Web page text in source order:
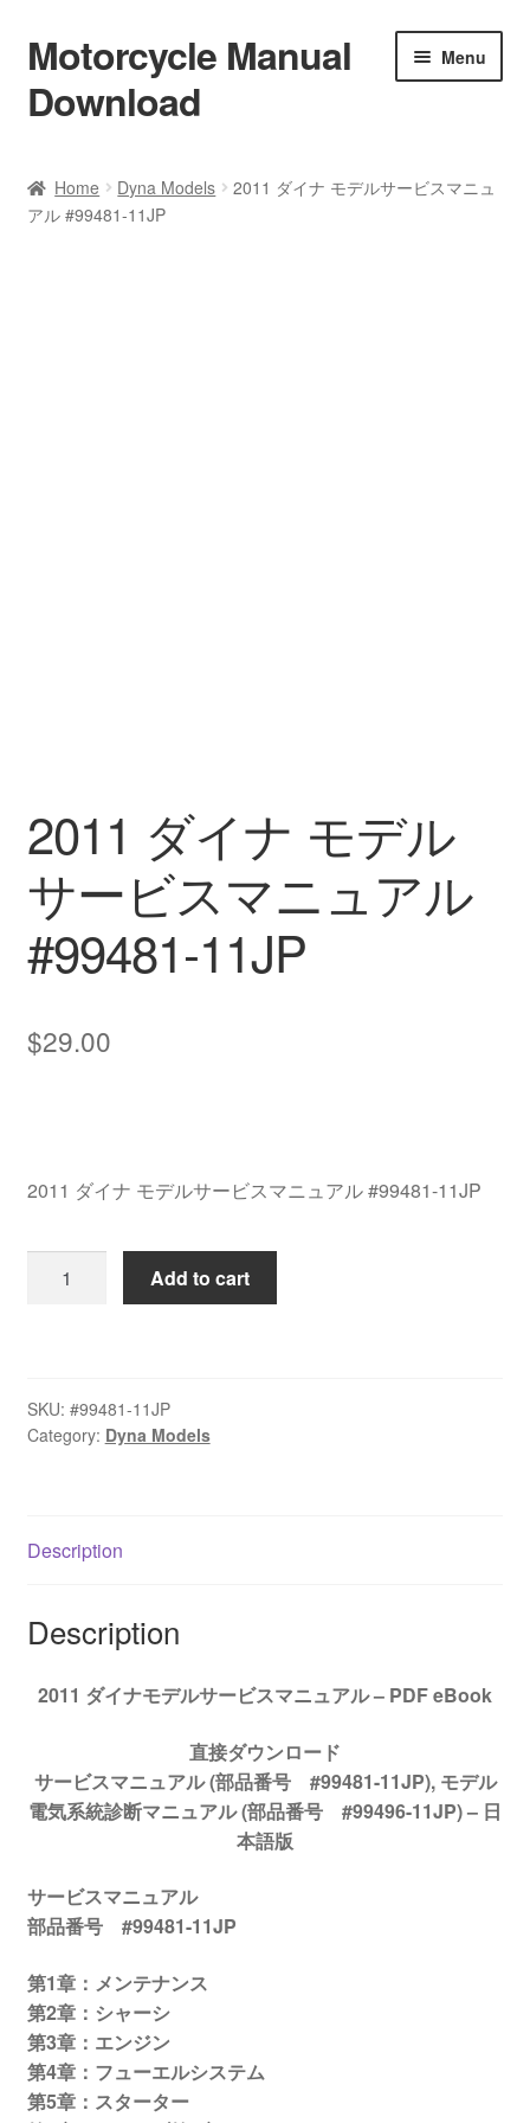
Skip
to
navigation
Skip
to
content
Motorcycle Manual
Download
Menu
Shop
Home Dyna Models
2011 ダイナ モデルサービスマニュ
アル #99481-11JP
2011 ダイナ モデル
サービスマニュアル
#99481-11JP
$29.00
2011 ダイナ モデルサービスマニュアル #99481-11JP
2011
デ
ル
ス
ニ
ュ
ル
11JP
quantity
Add to cart
SKU: #99481-11JP
Category: Dyna Models
Description
Description
2011 ダイナモデルサービスマニュアル – PDF eBook
直接ダウンロード
サービスマニュアル (部品番号 #99481-11JP), モデル
電気系統診断マニュアル (部品番号 #99496-11JP) – 日
本語版
サービスマニュアル
部品番号#99481-11JP
第1章：メンテナンス
第2章：シャーシ
第3章：エンジン
第4章：フューエルシステム
第5章：スターター